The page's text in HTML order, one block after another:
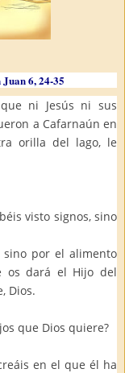
6, 24-35
ni Jesús ni sus
a Cafarnaún en
orilla del lago, le
visto signos, sino
por el alimento
os dará el Hijo del
Dios.
que Dios quiere?
en el que él ha